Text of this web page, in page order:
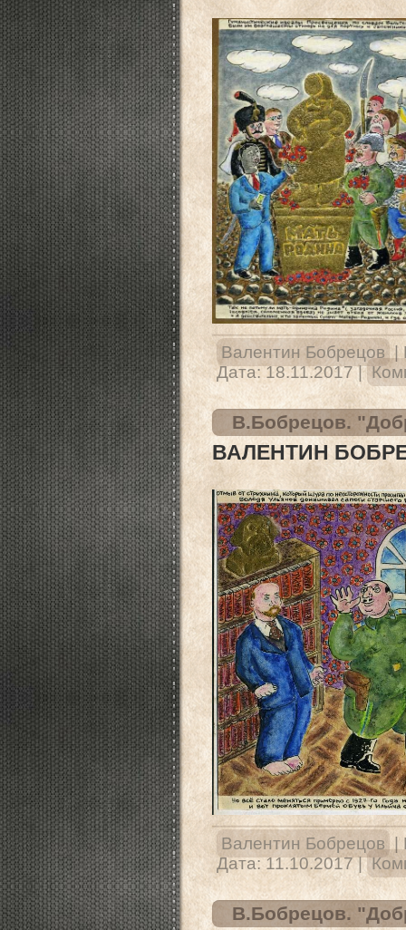
Валентин Бобрецов |
Дата: 18.11.2017 |
В.Бобрецов.
ВАЛЕНТИН
Валентин Бобрецов
Дата: 11.10.2017 |
В.Бобрецов.